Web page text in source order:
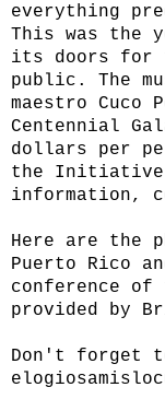
everything
This was the
its doors for
public. The
maestro Cuco
Centennial
dollars per
the Initiative
information,
Here are the
Puerto Rico
conference of
provided by
Don't forget